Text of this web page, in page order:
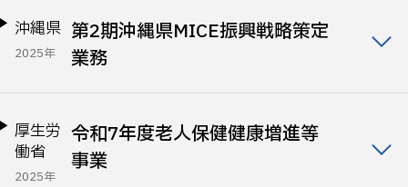
沖縄県
2025年
第2期沖縄県MICE振興戦略策定
業務
厚生労
働省
2025年
令和7年度老人保健健康増進等
事業